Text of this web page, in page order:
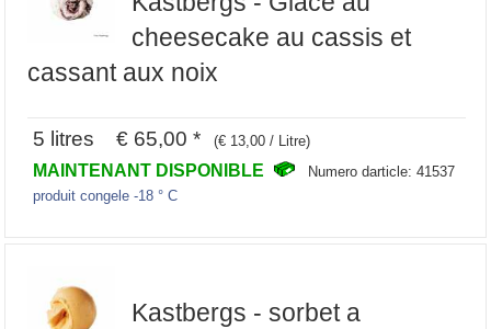
cheesecake au cassis et
cassant aux noix
5 litres € 65,00 * (€ 13,00 / Litre)
MAINTENANT DISPONIBLE
Numero darticle: 41537
produit congele -18 ° C
Kastbergs - sorbet a